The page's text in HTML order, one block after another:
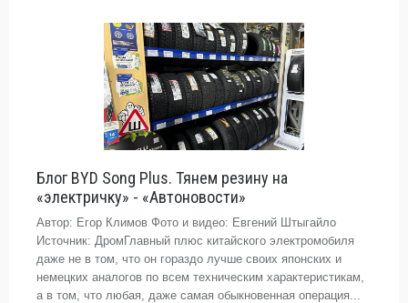
Блог BYD Song Plus. Тянем резину на
«электричку» - «Автоновости»
Автор: Егор Климов Фото и видео: Евгений Штыгайло
Источник: ДромГлавный плюс китайского электромобиля
даже не в том, что он гораздо лучше своих японских и
немецких аналогов по всем техническим характеристикам,
а в том, что любая, даже самая обыкновенная операция...